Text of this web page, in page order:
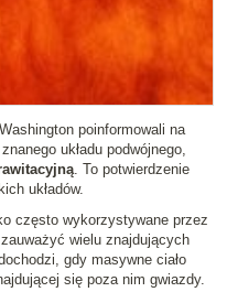
poinformowali na
układu podwójnego,
. To potwierdzenie
układów.
często wykorzystywane przez
wielu znajdujących
gdy masywne ciało
się poza nim gwiazdy.